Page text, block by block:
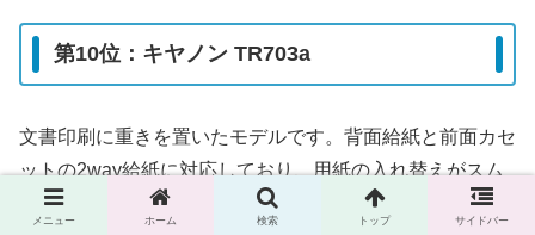
第10位：キヤノン TR703a
文書印刷に重きを置いたモデルです。背面給紙と前面カセ
ットの2way給紙に対応しており、用紙の入れ替えがスム
ーズに行えます。
メニュー ホーム 検索 トップ サイドバー